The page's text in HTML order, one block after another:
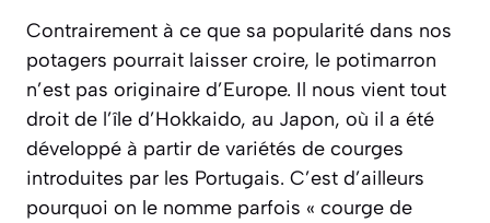
Contrairement à ce que sa popularité dans nos
potagers pourrait laisser croire, le potimarron
n’est pas originaire d’Europe. Il nous vient tout
droit de l’île d’Hokkaido, au Japon, où il a été
développé à partir de variétés de courges
introduites par les Portugais. C’est d’ailleurs
pourquoi on le nomme parfois « courge de